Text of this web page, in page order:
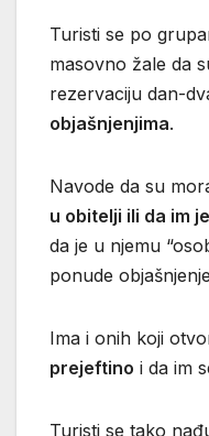
Turisti se po
masovno žale da
rezervaciju dan-
objašnjenjima.
Navode da su
u obitelji ili da im
da je u njemu
ponude
Ima i onih koji
prejeftino i da im
Turisti se tako